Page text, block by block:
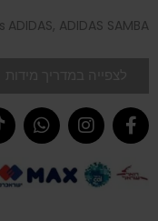
ADIDAS, ADIDAS SAMBA